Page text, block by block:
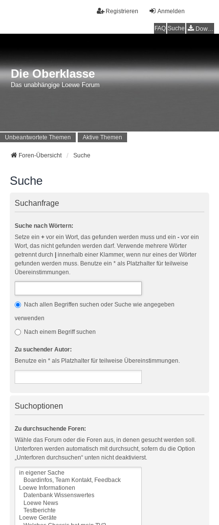
Anmelden
Registrieren
FAQ Suche Downloads
Die Oberklasse
Das unabhängige Loewe Forum
Unbeantwortete Themen Aktive Themen
Foren-Übersicht Suche
Suche
Suchanfrage
Suche nach Wörtern:
Setze ein + vor ein Wort, das gefunden werden muss und ein - vor ein
Wort, das nicht gefunden werden darf. Verwende mehrere Wörter
getrennt durch
innerhalb einer Klammer, wenn nur eines der Wörter
gefunden werden muss. Benutze ein * als Platzhalter für teilweise
Übereinstimmungen.
Nach allen Begriffen suchen oder Suche wie angegeben
verwenden
Nach einem Begriff suchen
Zu suchender Autor:
Benutze ein * als Platzhalter für teilweise Übereinstimmungen.
Suchoptionen
Zu durchsuchende Foren:
Wähle das Forum oder die Foren aus, in denen gesucht werden soll.
Unterforen werden automatisch mit durchsucht, sofern du die Option
„Unterforen durchsuchen“ unten nicht deaktivierst.